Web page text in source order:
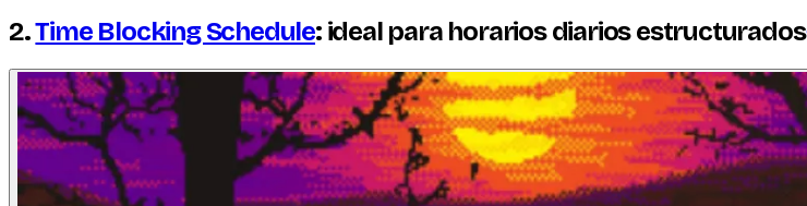
2.Time Blocking Schedule: ideal para horarios diarios estructurados